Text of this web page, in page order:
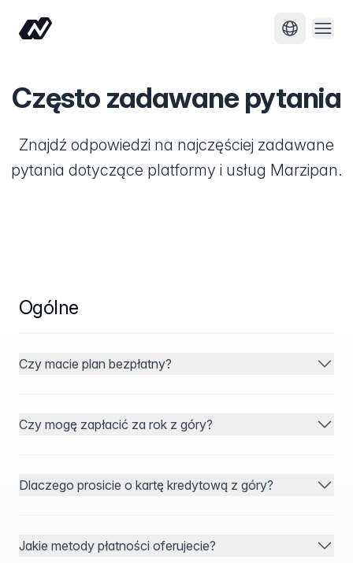
Zmień
Często zadawane pytania
Znajdź odpowiedzi na najczęściej zadawane
pytania dotyczące platformy i usług Marzipan.
Ogólne
Czy macie plan bezpłatny?
Czy mogę zapłacić za rok z góry?
Dlaczego prosicie o kartę kredytową z góry?
Jakie metody płatności oferujecie?